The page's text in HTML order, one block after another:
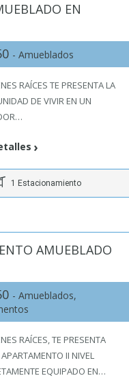
EN
- Amueblados
RAÍCES TE PRESENTA LA
DE VIVIR EN UN
1 Estacionamiento
AMUEBLADO
- Amueblados,
RAÍCES, TE PRESENTA
II NIVEL
EQUIPADO EN…